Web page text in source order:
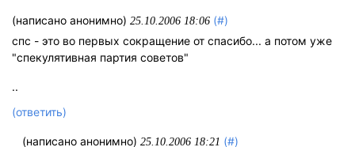
(написано анонимно) 25.10.2006 18:06 (#)
спс - это во первых сокращение от спасибо... а потом уже
"спекулятивная партия советов"
..
(ответить)
(написано анонимно) 25.10.2006 18:21 (#)